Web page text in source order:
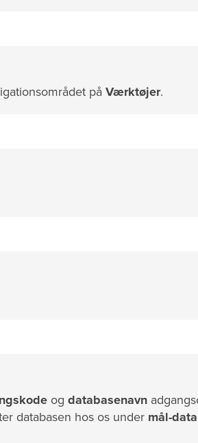
på Værktøjer.
og databasenavn
databasen hos os under mål-